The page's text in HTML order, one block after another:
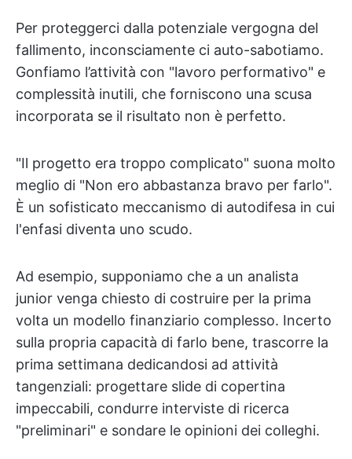
Per proteggerci dalla potenziale vergogna del
fallimento, inconsciamente ci auto-sabotiamo.
Gonfiamo l’attività con "lavoro performativo" e
complessità inutili, che forniscono una scusa
incorporata se il risultato non è perfetto.
"Il progetto era troppo complicato" suona molto
meglio di "Non ero abbastanza bravo per farlo".
È un sofisticato meccanismo di autodifesa in cui
l'enfasi diventa uno scudo.
Ad esempio, supponiamo che a un analista
junior venga chiesto di costruire per la prima
volta un modello finanziario complesso. Incerto
sulla propria capacità di farlo bene, trascorre la
prima settimana dedicandosi ad attività
tangenziali: progettare slide di copertina
impeccabili, condurre interviste di ricerca
"preliminari" e sondare le opinioni dei colleghi.